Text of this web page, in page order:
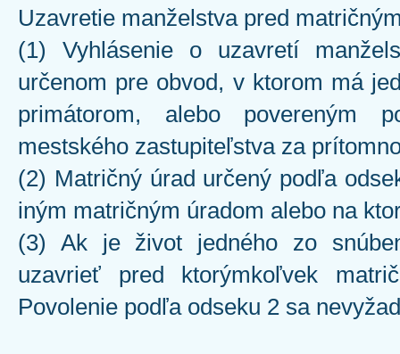
Uzavretie manželstva pred
(1) Vyhlásenie o uzavretí
určenom pre obvod, v ktorom má
primátorom, alebo povereným
mestského zastupiteľstva za
(2) Matričný úrad určený podľa
iným matričným úradom alebo na
(3) Ak je život jedného zo
uzavrieť pred ktorýmkoľvek
Povolenie podľa odseku 2 sa